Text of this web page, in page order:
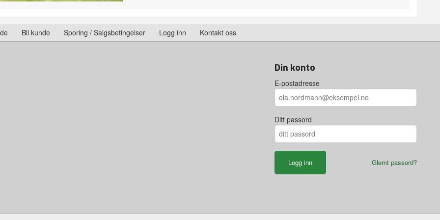
Bli kunde Sporing / Salgsbetingelser Logg inn Kontakt oss
Din konto
E-postadresse
Ditt passord
Glemt passord?